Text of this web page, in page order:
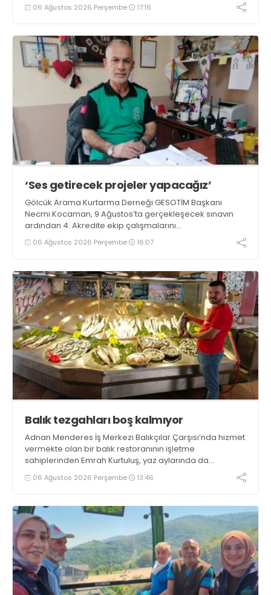
06 Ağustos 2026 Perşembe 17:16
‘Ses getirecek projeler yapacağız’
Gölcük Arama Kurtarma Derneği GESOTİM Başkanı
Necmi Kocaman, 9 Ağustos’ta gerçekleşecek sınavın
ardından 4. Akredite ekip çalışmalarını
tamamlayacaklarını ifade ederek açıklamalarda
bulundu. Kocaman, “Gölcük’te ve Kocaeli genelinde ses
06 Ağustos 2026 Perşembe 16:07
Balık tezgahları boş kalmıyor
Adnan Menderes İş Merkezi Balıkçılar Çarşısı’nda hizmet
vermekte olan bir balık restoranının işletme
sahiplerinden Emrah Kurtuluş, yaz aylarında da
tezgahlarda taze balık bulunduğunu ifade ederek “Yıl
boyunca tezgahlarda taze balık bulmak mümkün
06 Ağustos 2026 Perşembe 13:46